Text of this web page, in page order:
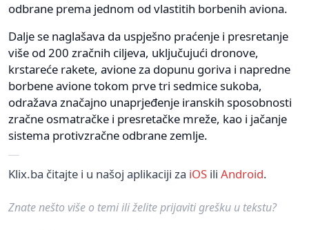
odbrane prema jednom od vlastitih borbenih aviona.
Dalje se naglašava da uspješno praćenje i presretanje
više od 200 zračnih ciljeva, uključujući dronove,
krstareće rakete, avione za dopunu goriva i napredne
borbene avione tokom prve tri sedmice sukoba,
odražava značajno unaprjeđenje iranskih sposobnosti
zračne osmatračke i presretačke mreže, kao i jačanje
sistema protivzračne odbrane zemlje.
Klix.ba čitajte i u našoj aplikaciji za iOS ili Android.
Znate nešto više o temi ili želite prijaviti grešku u tekstu?